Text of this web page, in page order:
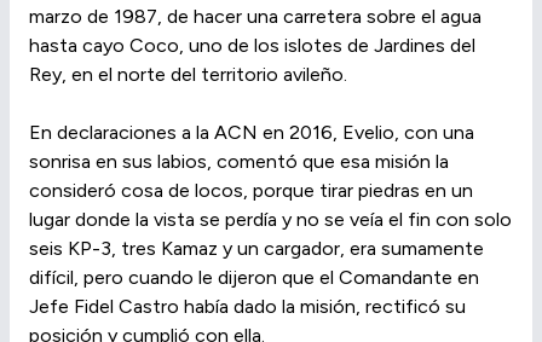
marzo de 1987, de hacer una carretera sobre el agua
hasta cayo Coco, uno de los islotes de Jardines del
Rey, en el norte del territorio avileño.
En declaraciones a la ACN en 2016, Evelio, con una
sonrisa en sus labios, comentó que esa misión la
consideró cosa de locos, porque tirar piedras en un
lugar donde la vista se perdía y no se veía el fin con solo
seis KP-3, tres Kamaz y un cargador, era sumamente
difícil, pero cuando le dijeron que el Comandante en
Jefe Fidel Castro había dado la misión, rectificó su
posición y cumplió con ella.